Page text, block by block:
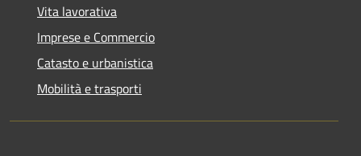
Vita lavorativa
Imprese e Commercio
Catasto e urbanistica
Mobilità e trasporti